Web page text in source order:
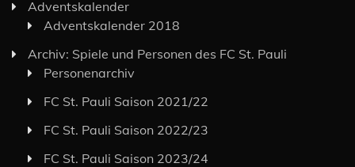
Adventskalender
Adventskalender 2018
Archiv: Spiele und Personen des FC St. Pauli
Personenarchiv
FC St. Pauli Saison 2021/22
FC St. Pauli Saison 2022/23
FC St. Pauli Saison 2023/24